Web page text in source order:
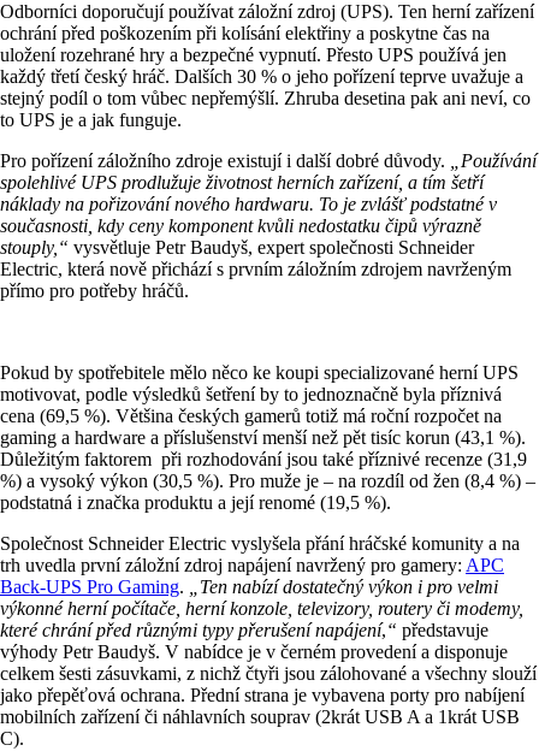
Odborníci doporučují používat záložní zdroj (UPS). Ten herní zařízení
ochrání před poškozením při kolísání elektřiny a poskytne čas na
uložení rozehrané hry a bezpečné vypnutí. Přesto UPS používá jen
každý třetí český hráč. Dalších 30 % o jeho pořízení teprve uvažuje a
stejný podíl o tom vůbec nepřemýšlí. Zhruba desetina pak ani neví, co
to UPS je a jak funguje.
Pro pořízení záložního zdroje existují i další dobré důvody.
„Používání
spolehlivé UPS prodlužuje životnost herních zařízení, a tím šetří
náklady na pořizování nového hardwaru. To je zvlášť podstatné v
současnosti, kdy ceny komponent kvůli nedostatku čipů výrazně
stouply,“ vysvětluje Petr Baudyš, expert společnosti Schneider
Electric, která nově přichází s prvním záložním zdrojem navrženým
přímo pro potřeby hráčů.
Pokud by spotřebitele mělo něco ke koupi specializované herní UPS
motivovat, podle výsledků šetření by to jednoznačně byla příznivá
cena (69,5 %). Většina českých gamerů totiž má roční rozpočet na
gaming a hardware a příslušenství menší než pět tisíc korun (43,1 %).
Důležitým faktorem při rozhodování jsou také příznivé recenze (31,9
%) a vysoký výkon (30,5 %). Pro muže je – na rozdíl od žen (8,4 %) –
podstatná i značka produktu a její renomé (19,5 %).
Společnost Schneider Electric vyslyšela přání hráčské komunity a na
trh uvedla první záložní zdroj napájení navržený pro gamery: APC
Back-UPS Pro Gaming.
„Ten nabízí dostatečný výkon i pro velmi
výkonné herní počítače, herní konzole, televizory, routery či modemy,
které chrání před různými typy přerušení napájení,“ představuje
výhody Petr Baudyš. V nabídce je v černém provedení a disponuje
celkem šesti zásuvkami, z nichž čtyři jsou zálohované a všechny slouží
jako přepěťová ochrana. Přední strana je vybavena porty pro nabíjení
mobilních zařízení či náhlavních souprav (2krát USB A a 1krát USB
C).